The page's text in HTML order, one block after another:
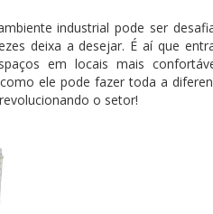
industrial pode ser
deixa a desejar. É aí que
em locais mais
ele pode fazer toda a
o setor!